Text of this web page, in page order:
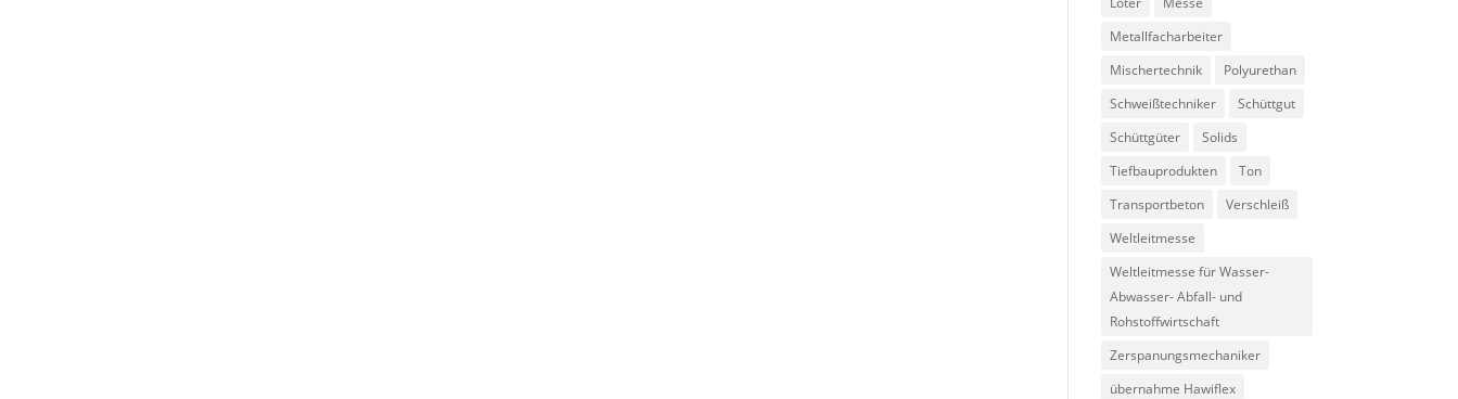
Metallfacharbeiter
Mischertechnik
Polyurethan
Schweißtechniker
Schüttgut
Schüttgüter
Solids
Tiefbauprodukten
Ton
Transportbeton
Verschleiß
Weltleitmesse
Weltleitmesse für Wasser-
Abwasser- Abfall- und
Rohstoffwirtschaft
Zerspanungsmechaniker
übernahme Hawiflex